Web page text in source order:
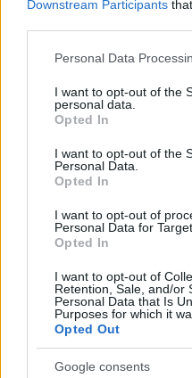
Downstream Participants
Please note that this
not limited to your visit or
grant or deny consent to
use your data for below
consent section.
Personal Data
I want to opt-out of the
personal data.
Opted In
I want to opt-out of the
Personal Data.
Opted In
I want to opt-out of
Personal Data for
Opted In
I want to opt-out of
Retention, Sale, and/or
Personal Data that Is
Purposes for which it
Opted Out
Google consents
A bővíthető,
illetve gerincműtétek
segíthet a betegeken.
különösen hasznos lehet.